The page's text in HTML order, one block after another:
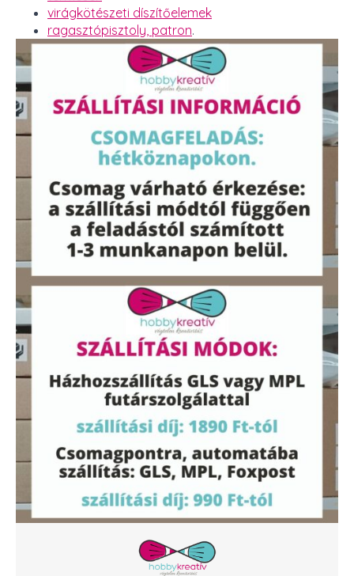
virágkötészeti díszítőelemek
ragasztópisztoly, patron.